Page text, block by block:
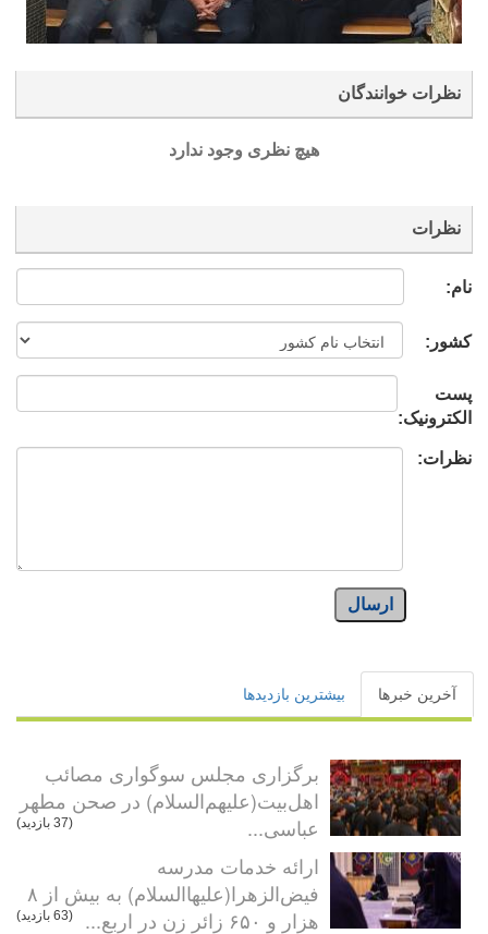
نظرات خوانندگان
هیچ نظری وجود ندارد
نظرات
نام:
کشور:
پست
الکترونیک:
نظرات:
ارسال
آخرین خبرها بیشترین بازدیدها
برگزاری مجلس سوگواری مصائب
اهل‌بیت(علیهم‌السلام) در صحن مطهر
عباسی...
(37 بازدید)
ارائه خدمات مدرسه
فیض‌الزهرا(علیهاالسلام) به بیش از ۸
هزار و ۶۵۰ زائر زن در اربع...
(63 بازدید)